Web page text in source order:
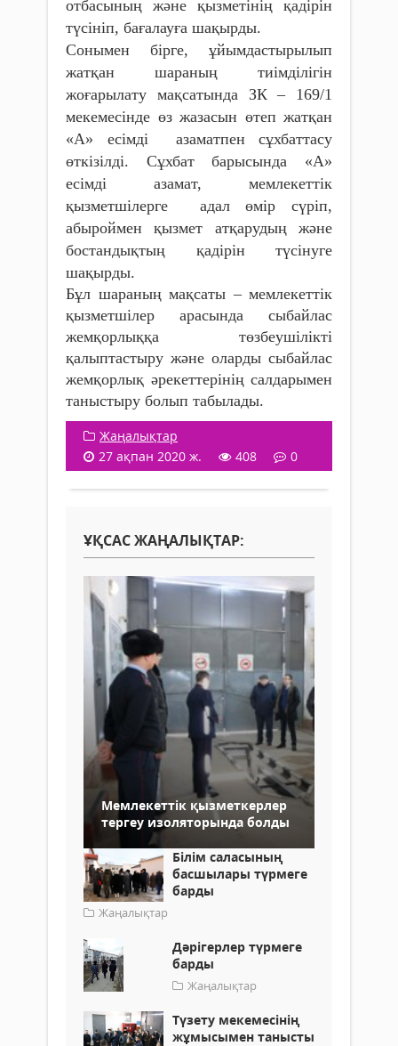
отбасының және қызметінің қадірін
түсініп, бағалауға шақырды.
Cонымен бірге, ұйымдастырылып
жатқан шараның тиімділігін
жоғарылату мақсатында ЗК – 169/1
мекемесінде өз жазасын өтеп жатқан
«А» есімді азаматпен сұхбаттасу
өткізілді. Сұхбат барысында «А»
есімді азамат, мемлекеттік
қызметшілерге адал өмір сүріп,
абыроймен қызмет атқарудың және
бостандықтың қадірін түсінуге
шақырды.
Бұл шараның мақсаты – мемлекеттік
қызметшілер арасында сыбайлас
жемқорлыққа төзбеушілікті
қалыптастыру және оларды сыбайлас
жемқорлық әрекеттерінің салдарымен
таныстыру болып табылады.
Жаңалықтар
27 ақпан 2020 ж.
408 0
ҰҚСАС ЖАҢАЛЫҚТАР:
Мемлекеттік қызметкерлер
тергеу изоляторында болды
Білім саласының
басшылары түрмеге
барды
Жаңалықтар
Дәрігерлер түрмеге
барды
Жаңалықтар
Түзету мекемесінің
жұмысымен танысты